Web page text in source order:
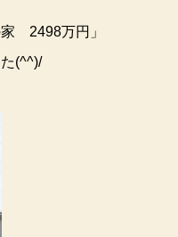
2498万円」
(^^)/